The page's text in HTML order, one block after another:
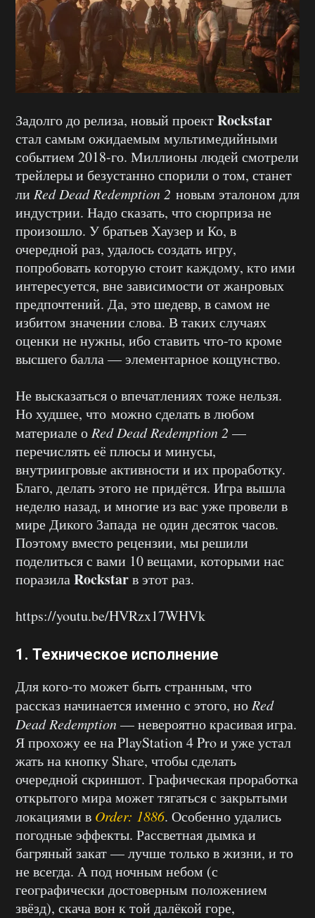
Задолго до релиза, новый проектRockstar
стал самым ожидаемым мультимедийными
событием 2018-го. Миллионы людей смотрели
трейлеры и безустанно спорили о том, станет
ли Red Dead Redemption 2 новым эталоном для
индустрии. Надо сказать, что сюрприза не
произошло. У братьев Хаузер и Ко, в
очередной раз, удалось создать игру,
попробовать которую стоит каждому, кто ими
интересуется, вне зависимости от жанровых
предпочтений. Да, это шедевр, в самом не
избитом значении слова. В таких случаях
оценки не нужны, ибо ставить что-то кроме
высшего балла — элементарное кощунство.
Не высказаться о впечатлениях тоже нельзя.
Но худшее, что можно сделать в любом
материале оRed Dead Redemption 2 —
перечислять её плюсы и минусы,
внутриигровые активности и их проработку.
Благо, делать этого не придётся. Игра вышла
неделю назад, и многие из вас уже провели в
мире Дикого Запада не один десяток часов.
Поэтому вместо рецензии, мы решили
поделиться с вами 10 вещами, которыми нас
поразилаRockstarв этот раз.
https://youtu.be/HVRzx17WHVk
1. Техническое исполнение
Для кого-то может быть странным, что
рассказ начинается именно с этого, ноRed
Dead Redemption— невероятно красивая игра.
Я прохожу ее на PlayStation 4 Pro и уже устал
жать на кнопку Share, чтобы сделать
очередной скриншот. Графическая проработка
открытого мира может тягаться с закрытыми
локациями в Order: 1886. Особенно удались
погодные эффекты. Рассветная дымка и
багряный закат — лучше только в жизни, и то
не всегда. А под ночным небом (с
географически достоверным положением
звёзд), скача вон к той далёкой горе,